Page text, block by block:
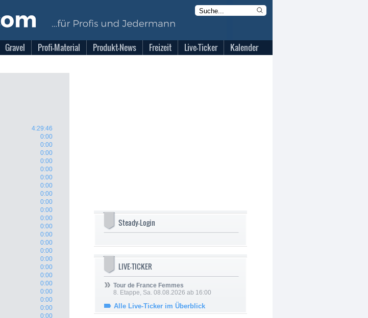
Gravel Profi-Material Produkt-News Freizeit Live-Ticker Kalender
4:29:46
0:00
0:00
0:00
0:00
0:00
0:00
0:00
0:00
0:00
0:00
0:00
0:00
0:00
0:00
0:00
0:00
0:00
0:00
0:00
0:00
0:00
0:00
0:00
Steady-Login
LIVE-TICKER
Tour de France Femmes
8. Etappe, Sa. 08.08.2026 ab 16:00
Alle Live-Ticker im Überblick